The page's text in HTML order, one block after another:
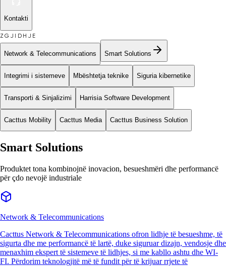
Kontakti
ZGJIDHJE
Network & Telecommunications Smart Solutions
Integrimi i sistemeve Mbështetja teknike Siguria kibernetike
Transporti & Sinjalizimi Harrisia Software Development
Cacttus Mobility Cacttus Media Cacttus Business Solution
Smart Solutions
Produktet tona kombinojnë inovacion, besueshmëri dhe performancë
për çdo nevojë industriale
Network & Telecommunications
Cacttus Network & Telecommunications ofron lidhje të besueshme, të
sigurta dhe me performancë të lartë, duke siguruar dizajn, vendosje dhe
menaxhim ekspert të sistemeve të lidhjes, si me kabllo ashtu dhe WI-
FI. Përdorim teknologjitë më të fundit për të krijuar rrjete të